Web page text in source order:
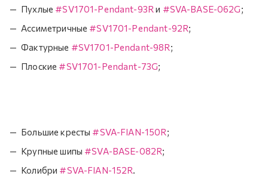
Пухлые #SV1701-Pendant-93R и #SVA-BASE-062G;
Ассиметричные #SV1701-Pendant-92R;
Фактурные #SV1701-Pendant-98R;
Плоские #SV1701-Pendant-73G;
Большие кресты #SVA-FIAN-150R;
Крупные шипы #SVA-BASE-082R;
Колибри #SVA-FIAN-152R.